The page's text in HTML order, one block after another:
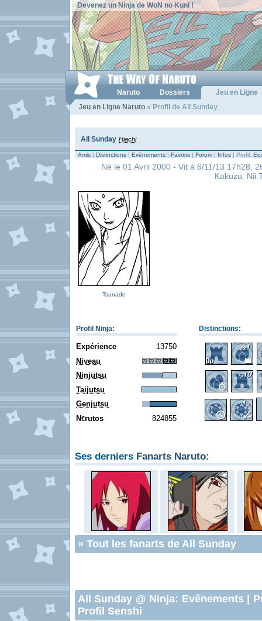
Devenez un Ninja de WoN no Kuni !
Naruto Dossiers
Jeu en Ligne
Jeu en Ligne Naruto » Profil de All Sunday
All Sunday Hiachi
Amis | Distinctions | Evènements | Favoris | Forum | Infos | Profil:
Né le 01 Avril 2000 - Vit à 6/11/13 17h28.
Kakuzu.
Tsunade
Profil Ninja: Distinctions:
Expérience
13750
Niveau
Ninjutsu
Taijutsu
Genjutsu
N€rutos 824855
Ses derniers Fanarts Naruto:
» Tout les fanarts de All Sunday
All Sunday @ Ninja: Evênements
Profil Senshi